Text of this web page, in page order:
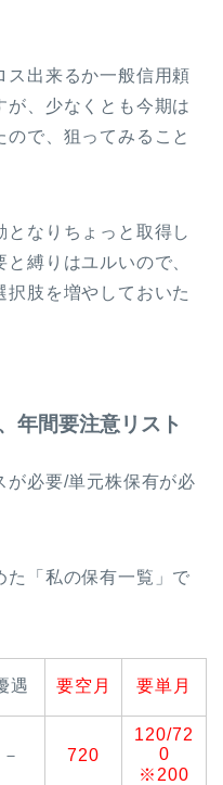
ス出来るか一般信用頼
が、少なくとも今期は
で、狙ってみること
となりちょっと取得し
縛りはユルいので、
肢を増やしておいた
年間要注意リスト
が必要/単元株保有が必
た「私の保有一覧」で
遇 要空月 要単月
－ 720
120/72
0
※200